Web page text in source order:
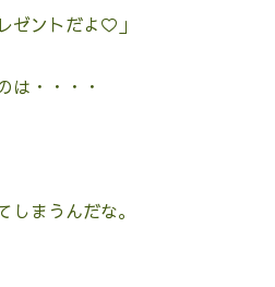
ゼントだよ♡」
は・・・・
しまうんだな。